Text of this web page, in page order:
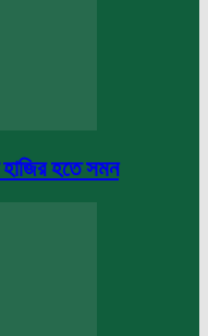
হতে সমন